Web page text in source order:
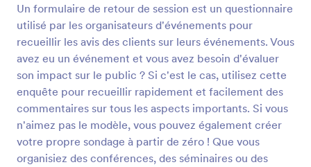
Un formulaire de retour de session est un questionnaire
utilisé par les organisateurs d'événements pour
recueillir les avis des clients sur leurs événements. Vous
avez eu un événement et vous avez besoin d'évaluer
son impact sur le public ? Si c'est le cas, utilisez cette
enquête pour recueillir rapidement et facilement des
commentaires sur tous les aspects importants. Si vous
n'aimez pas le modèle, vous pouvez également créer
votre propre sondage à partir de zéro ! Que vous
organisiez des conférences, des séminaires ou des
Prévisualiser